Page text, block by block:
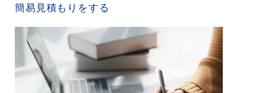
簡易見積もりをする